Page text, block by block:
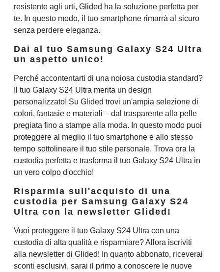
resistente agli urti, Glided ha la soluzione perfetta per
te. In questo modo, il tuo smartphone rimarrà al sicuro
senza perdere eleganza.
Dai al tuo Samsung Galaxy S24 Ultra
un aspetto unico!
Perché accontentarti di una noiosa custodia standard?
Il tuo Galaxy S24 Ultra merita un design
personalizzato! Su Glided trovi un'ampia selezione di
colori, fantasie e materiali – dal trasparente alla pelle
pregiata fino a stampe alla moda. In questo modo puoi
proteggere al meglio il tuo smartphone e allo stesso
tempo sottolineare il tuo stile personale. Trova ora la
custodia perfetta e trasforma il tuo Galaxy S24 Ultra in
un vero colpo d'occhio!
Risparmia sull'acquisto di una
custodia per Samsung Galaxy S24
Ultra con la newsletter Glided!
Vuoi proteggere il tuo Galaxy S24 Ultra con una
custodia di alta qualità e risparmiare? Allora iscriviti
alla newsletter di Glided! In quanto abbonato, riceverai
sconti esclusivi, sarai il primo a conoscere le nuove